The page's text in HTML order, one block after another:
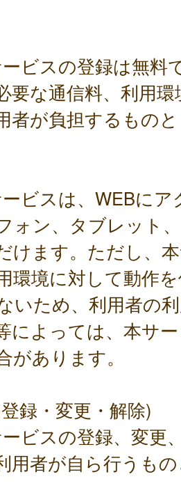
ビスの登録は無料
要な通信料、利用
者が負担するもの
ビスは、WEBにア
ォン、タブレット
けます。ただし、
環境に対して動作
いため、利用者の
によっては、本サ
があります。
録・変更・解除)
ビスの登録、変更
用者が自ら行うも